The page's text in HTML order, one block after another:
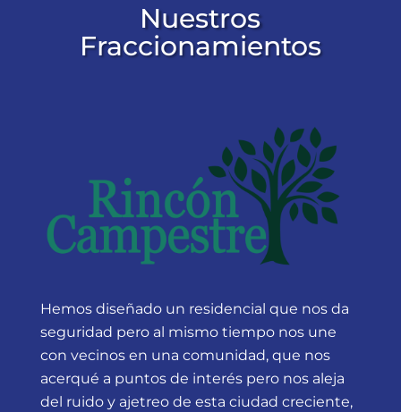
Nuestros
Fraccionamientos
Hemos diseñado un residencial que nos da
seguridad pero al mismo tiempo nos une
con vecinos en una comunidad, que nos
acerqué a puntos de interés pero nos aleja
del ruido y ajetreo de esta ciudad creciente,